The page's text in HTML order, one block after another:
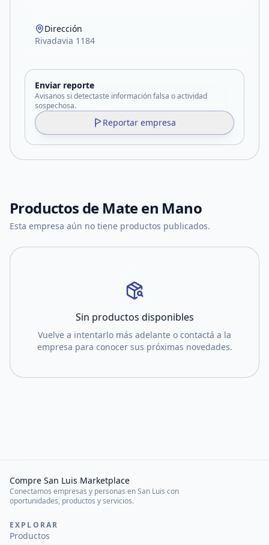
Dirección
Rivadavia 1184
Enviar reporte
Avisanos si detectaste información falsa o actividad
sospechosa.
Reportar empresa
Productos de Mate en Mano
Esta empresa aún no tiene productos publicados.
Sin productos disponibles
Vuelve a intentarlo más adelante o contactá a la
empresa para conocer sus próximas novedades.
Compre San Luis Marketplace
Conectamos empresas y personas en San Luis con
oportunidades, productos y servicios.
EXPLORAR
Productos